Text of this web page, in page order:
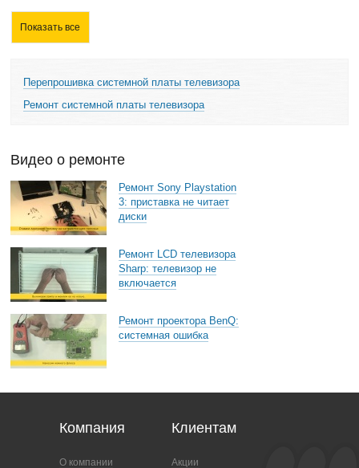
Показать все
Перепрошивка системной платы телевизора
Ремонт системной платы телевизора
Видео о ремонте
Ремонт Sony Playstation
3: приставка не читает
диски
Ремонт LCD телевизора
Sharp: телевизор не
включается
Ремонт проектора BenQ:
системная ошибка
Компания
О компании
Клиентам
Акции